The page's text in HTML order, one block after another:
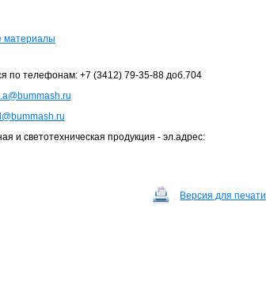
материалы
по телефонам: +7 (3412) 79-35-88 доб.704
и светотехническая продукция - эл.адрес:
Версия для печати